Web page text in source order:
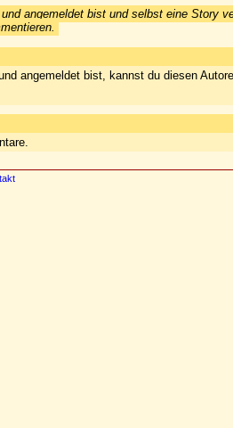
angemeldet bist und selbst eine Story
angemeldet bist, kannst du diesen